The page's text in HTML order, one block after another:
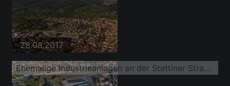
28.08.2017
Ehemalige Industrieanlagen an der Stettiner Straße mit Familienheim Rhein-Neckar e.G., Lagerungen und Stellplätze, NeEm GmbH und Immobilienmanagement Tremmel